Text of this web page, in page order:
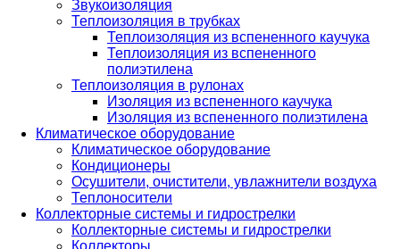
Звукоизоляция
Теплоизоляция в трубках
Теплоизоляция из вспененного каучука
Теплоизоляция из вспененного
полиэтилена
Теплоизоляция в рулонах
Изоляция из вспененного каучука
Изоляция из вспененного полиэтилена
Климатическое оборудование
Климатическое оборудование
Кондиционеры
Осушители, очистители, увлажнители воздуха
Теплоносители
Коллекторные системы и гидрострелки
Коллекторные системы и гидрострелки